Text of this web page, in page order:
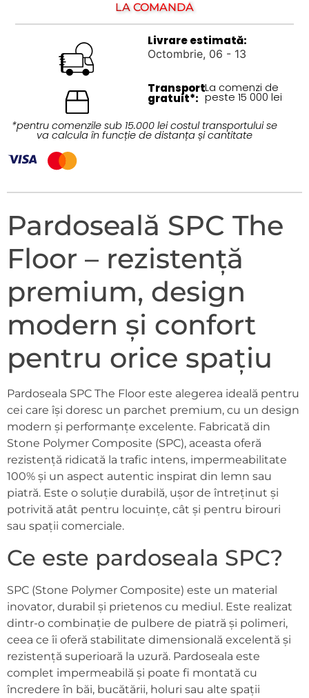
LA COMANDĂ
Livrare estimată:
Octombrie, 06 - 13
Transport
gratuit*:
La comenzi de
peste 15 000 lei
*pentru comenzile sub 15.000 lei costul transportului se
va calcula în funcție de distanța și cantitate
Pardoseală SPC The
Floor – rezistență
premium, design
modern și confort
pentru orice spațiu
Pardoseala SPC The Floor este alegerea ideală pentru
cei care își doresc un parchet premium, cu un design
modern și performanțe excelente. Fabricată din
Stone Polymer Composite (SPC), aceasta oferă
rezistență ridicată la trafic intens, impermeabilitate
100% și un aspect autentic inspirat din lemn sau
piatră. Este o soluție durabilă, ușor de întreținut și
potrivită atât pentru locuințe, cât și pentru birouri
sau spații comerciale.
Ce este pardoseala SPC?
SPC (Stone Polymer Composite) este un material
inovator, durabil și prietenos cu mediul. Este realizat
dintr-o combinație de pulbere de piatră și polimeri,
ceea ce îi oferă stabilitate dimensională excelentă și
rezistență superioară la uzură. Pardoseala este
complet impermeabilă și poate fi montată cu
încredere în băi, bucătării, holuri sau alte spații